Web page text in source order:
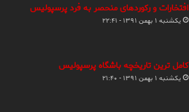
افتخارات و رکوردهای منحصر به فرد پرسپولیس
یکشنبه ۱ بهمن ۱۳۹۱ - ۲۲:۴۱
کامل ترین تاریخچه باشگاه پرسپولیس
یکشنبه ۱ بهمن ۱۳۹۱ - ۲۱:۴۰